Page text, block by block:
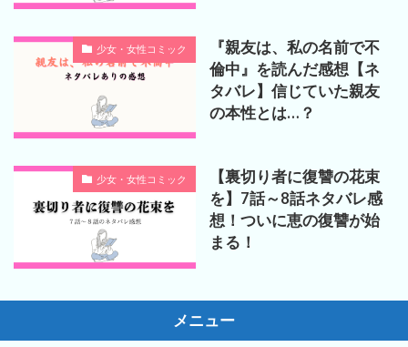
少女・女性コミック
『親友は、私の名前で不
倫中』を読んだ感想【ネ
タバレ】信じていた親友
の本性とは…？
少女・女性コミック
【裏切り者に復讐の花束
を】7話～8話ネタバレ感
想！ついに恵の復讐が始
まる！
メニュー